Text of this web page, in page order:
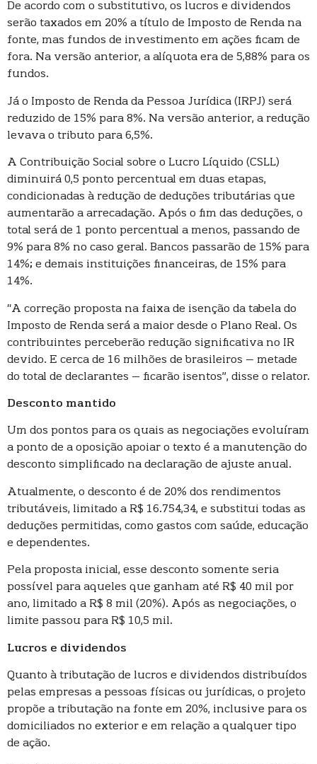
De acordo com o substitutivo, os lucros e dividendos
serão taxados em 20% a título de Imposto de Renda na
fonte, mas fundos de investimento em ações ficam de
fora. Na versão anterior, a alíquota era de 5,88% para os
fundos.
Já o Imposto de Renda da Pessoa Jurídica (IRPJ) será
reduzido de 15% para 8%. Na versão anterior, a redução
levava o tributo para 6,5%.
A Contribuição Social sobre o Lucro Líquido (CSLL)
diminuirá 0,5 ponto percentual em duas etapas,
condicionadas à redução de deduções tributárias que
aumentarão a arrecadação. Após o fim das deduções, o
total será de 1 ponto percentual a menos, passando de
9% para 8% no caso geral. Bancos passarão de 15% para
14%; e demais instituições financeiras, de 15% para
14%.
“A correção proposta na faixa de isenção da tabela do
Imposto de Renda será a maior desde o Plano Real. Os
contribuintes perceberão redução significativa no IR
devido. E cerca de 16 milhões de brasileiros – metade
do total de declarantes – ficarão isentos”, disse o relator.
Desconto mantido
Um dos pontos para os quais as negociações evoluíram
a ponto de a oposição apoiar o texto é a manutenção do
desconto simplificado na declaração de ajuste anual.
Atualmente, o desconto é de 20% dos rendimentos
tributáveis, limitado a R$ 16.754,34, e substitui todas as
deduções permitidas, como gastos com saúde, educação
e dependentes.
Pela proposta inicial, esse desconto somente seria
possível para aqueles que ganham até R$ 40 mil por
ano, limitado a R$ 8 mil (20%). Após as negociações, o
limite passou para R$ 10,5 mil.
Lucros e dividendos
Quanto à tributação de lucros e dividendos distribuídos
pelas empresas a pessoas físicas ou jurídicas, o projeto
propõe a tributação na fonte em 20%, inclusive para os
domiciliados no exterior e em relação a qualquer tipo
de ação.